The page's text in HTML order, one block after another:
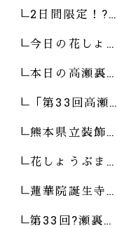
2日間限定！?…
今日の花しょ…
本日の高瀬裏…
「第33回高瀬…
熊本県立装飾…
花しょうぶま…
蓮華院誕生寺…
第33回?瀬裏…